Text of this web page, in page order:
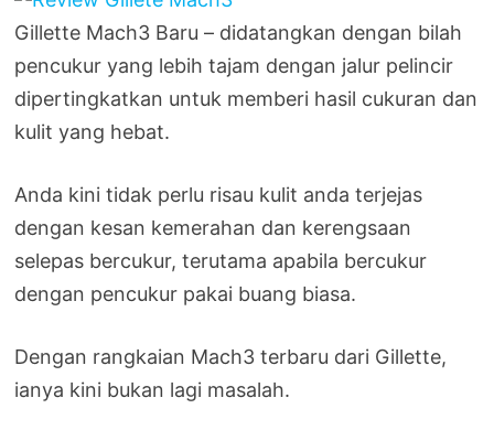
Gillette Mach3 Baru – didatangkan dengan bilah
pencukur yang lebih tajam dengan jalur pelincir
dipertingkatkan untuk memberi hasil cukuran dan
kulit yang hebat.
Anda kini tidak perlu risau kulit anda terjejas
dengan kesan kemerahan dan kerengsaan
selepas bercukur, terutama apabila bercukur
dengan pencukur pakai buang biasa.
Dengan rangkaian Mach3 terbaru dari Gillette,
ianya kini bukan lagi masalah.